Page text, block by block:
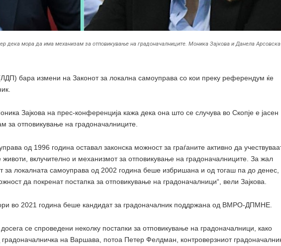
дека мора да има механизам за отповикување на градоначалниците. Моника Зајкова и Данела Арсовска
бара измени на Законот за локална самоуправа со кои преку референдум ќе
Зајкова на прес-конференција кажа дека она што се случува во Скопје е јасен
отповикување на градоначалниците.
од 1996 година оставал законска можност за граѓаните активно да
животи, вклучително и механизмот за отповикување на градоначалниците. За жал
за локалната самоуправа од 2002 година беше избришана и од тогаш па до денес,
да покренат постапка за отповикување на градоначалници“, вели Зајкова.
во 2021 година беше кандидат за градоначалник поддржана од ВМРО-ДПМНЕ.
се спроведени неколку постапки за отповикување на градоначалници, како
на Варшава, потоа Петер Фелдман, контроверзниот